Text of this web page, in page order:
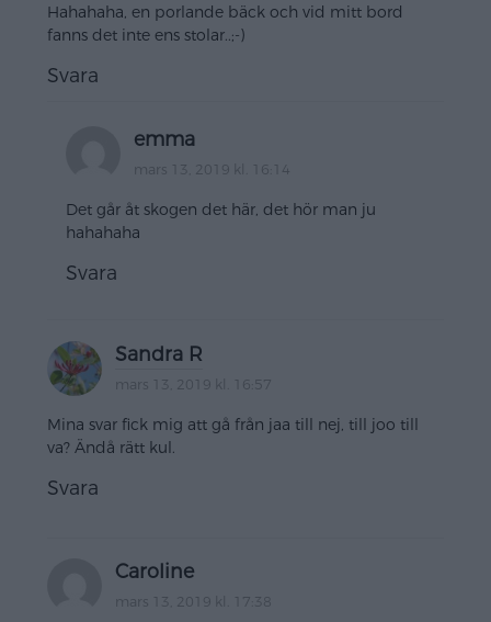
Hahahaha, en porlande bäck och vid mitt bord
fanns det inte ens stolar..;-)
Svara
emma
mars 13, 2019 kl. 16:14
Det går åt skogen det här, det hör man ju
hahahaha
Svara
Sandra R
mars 13, 2019 kl. 16:57
Mina svar fick mig att gå från jaa till nej, till joo till
va? Ändå rätt kul.
Svara
Caroline
mars 13, 2019 kl. 17:38